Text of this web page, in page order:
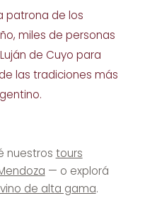
patrona de los
miles de personas
de Cuyo para
las tradiciones más
nuestros tours
— o explorá
de alta gama.